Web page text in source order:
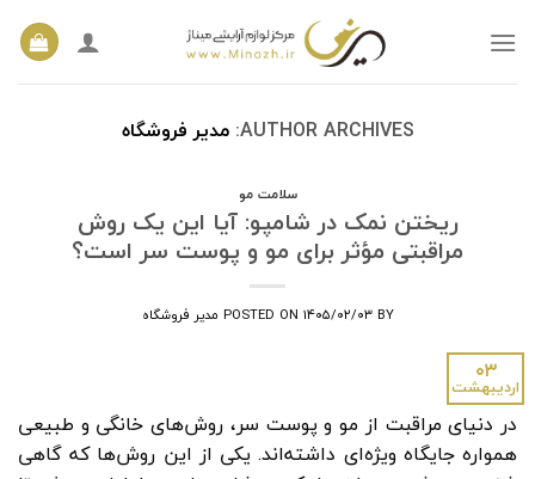
AUTHOR ARCHIVES: مدیر فروشگاه
سلامت مو
ریختن نمک در شامپو: آیا این یک روش
مراقبتی مؤثر برای مو و پوست سر است؟
POSTED ON ۱۴۰۵/۰۲/۰۳BY مدیر فروشگاه
۰۳
اردیبهشت
در دنیای مراقبت از مو و پوست سر، روش‌های خانگی و طبیعی
همواره جایگاه ویژه‌ای داشته‌اند. یکی از این روش‌ها که گاهی